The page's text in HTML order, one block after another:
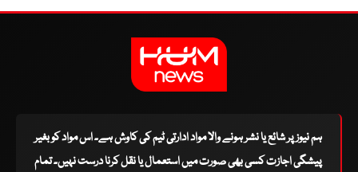
ہم نیوز پر شائع یا نشر ہونے والا مواد ادارتی ٹیم کی کاوش ہے۔ اس مواد کو بغیر
پیشگی اجازت کسی بھی صورت میں استعمال یا نقل کرنا درست نہیں۔ تمام